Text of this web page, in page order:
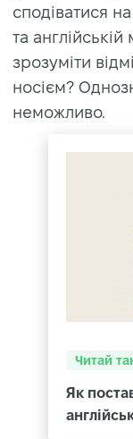
сподіватися
та
зрозуміти
носієм?
неможливо.
Читай
Як